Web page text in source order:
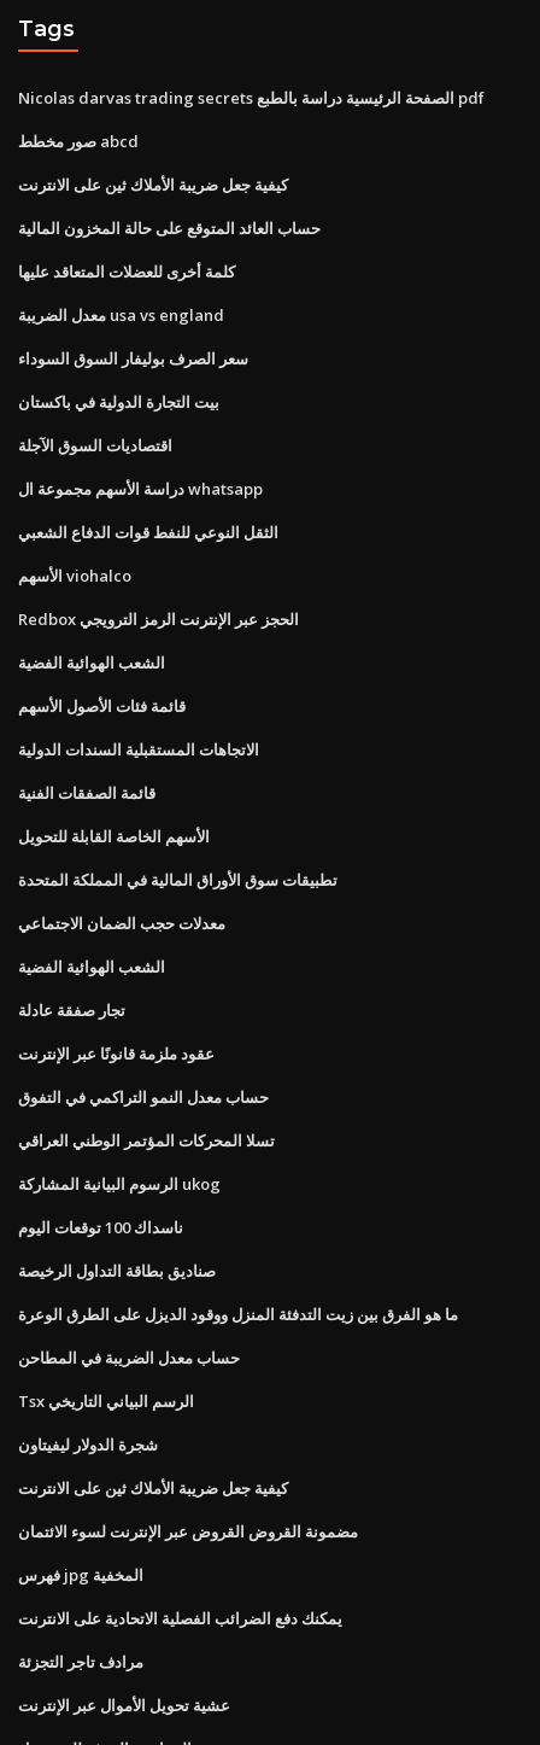
Tags
Nicolas darvas trading secrets الصفحة الرئيسية دراسة بالطبع pdf
صور مخطط abcd
كيفية جعل ضريبة الأملاك ثين على الانترنت
حساب العائد المتوقع على حالة المخزون المالية
كلمة أخرى للعضلات المتعاقد عليها
معدل الضريبة usa vs england
سعر الصرف بوليفار السوق السوداء
بيت التجارة الدولية في باكستان
اقتصاديات السوق الآجلة
دراسة الأسهم مجموعة ال whatsapp
الثقل النوعي للنفط قوات الدفاع الشعبي
الأسهم viohalco
Redbox الحجز عبر الإنترنت الرمز الترويجي
الشعب الهوائية الفضية
قائمة فئات الأصول الأسهم
الاتجاهات المستقبلية السندات الدولية
قائمة الصفقات الفنية
الأسهم الخاصة القابلة للتحويل
تطبيقات سوق الأوراق المالية في المملكة المتحدة
معدلات حجب الضمان الاجتماعي
الشعب الهوائية الفضية
تجار صفقة عادلة
عقود ملزمة قانونًا عبر الإنترنت
حساب معدل النمو التراكمي في التفوق
تسلا المحركات المؤتمر الوطني العراقي
الرسوم البيانية المشاركة ukog
ناسداك 100 توقعات اليوم
صناديق بطاقة التداول الرخيصة
ما هو الفرق بين زيت التدفئة المنزل ووقود الديزل على الطرق الوعرة
حساب معدل الضريبة في المطاحن
Tsx الرسم البياني التاريخي
شجرة الدولار ليفيتاون
كيفية جعل ضريبة الأملاك ثين على الانترنت
مضمونة القروض القروض عبر الإنترنت لسوء الائتمان
فهرس jpg المخفية
يمكنك دفع الضرائب الفصلية الاتحادية على الانترنت
مرادف تاجر التجزئة
عشية تحويل الأموال عبر الإنترنت